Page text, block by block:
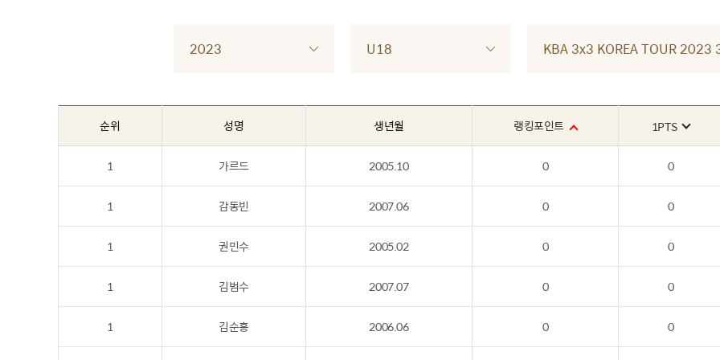
2023 U18 KBA 3x3 KOREA TOUR 2023
순위 성명 생년월 랭킹포인트 1PTS
1 가르드 2005.10 0 0
1 감동빈 2007.06 0 0
1 권민수 2005.02 0 0
1 김범수 2007.07 0 0
1 김순홍 2006.06 0 0